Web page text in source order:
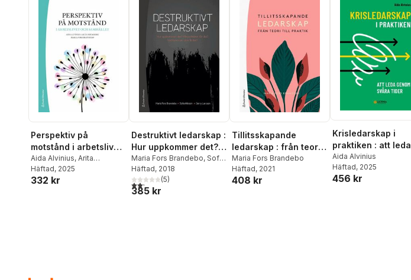
Perspektiv på
motstånd i arbetslivet
och samhället
Aida Alvinius, Arita
Holmberg,Maria Fors
Brandebo
Häftad, 2025
332 kr
Destruktivt ledarskap :
Hur uppkommer det?
Vilka effekter får det?
Vad kan man göra åt
det?
Maria Fors Brandebo, Sofia
Nilsson ,Gerry Larsson
Häftad, 2018
2,2utav 5 stjärnor. Totalt antal röster:
(5)
385 kr
Tillitsskapande
ledarskap : från teori
till praktik
Maria Fors Brandebo
Häftad, 2021
408 kr
Krisledarskap i
praktiken : att leda
genom svåra tider
Aida Alvinius
Häftad, 2025
456 kr